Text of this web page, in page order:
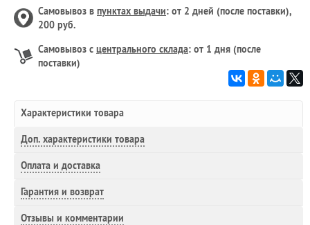
Самовывоз в пунктах выдачи: от 2 дней (после поставки),
200 руб.
Самовывоз с центрального склада: от 1 дня (после
поставки)
Характеристики товара
Доп. характеристики товара
Оплата и доставка
Гарантия и возврат
Отзывы и комментарии